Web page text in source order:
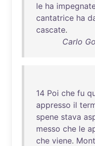
le ha
cantatrice ha
cascate.
Carlo
14 Poi che fu
appresso il
spene stava
messo che le
che viene.